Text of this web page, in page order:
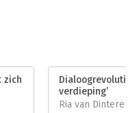
zich
Dialoogrevolutie
verdieping’
Ria van Dinteren